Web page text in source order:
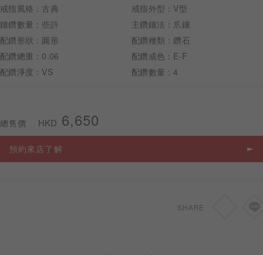
預約來店
戒指風格：古典
戒指外型：V型
鑲鑽數量：些許
主鑽鑲法：爪鑲
配鑽形狀：圓形
配鑽種類：鑽石
配鑽總重：0.06
配鑽成色：E-F
配鑽淨度：VS
配鑽數量：4
總售價 HKD 6,650
預約來店了解
SHARE